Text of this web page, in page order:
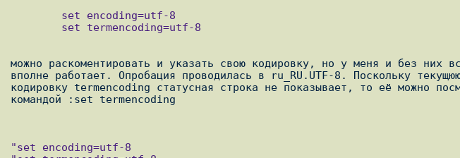
можно раскоментировать и указать свою кодировку, но у меня и без них
вполне работает. Опробация проводилась в ru_RU.UTF-8. Поскольку
кодировку termencoding статусная строка не показывает, то её можно
командой :set termencoding
"set encoding=utf-8